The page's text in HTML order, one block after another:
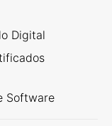
Digital
Software